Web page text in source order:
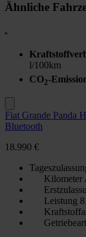
Ähnliche
l/100km
CO2-
Fiat Grande Panda
Bluetooth
18.990 €
Kilometer
Leistung
Getriebeart